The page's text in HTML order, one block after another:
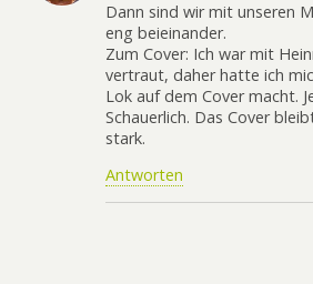
Dann sind wir mit unseren
eng beieinander.
Zum Cover: Ich war mit
vertraut, daher hatte ich
Lok auf dem Cover macht.
Schauerlich. Das Cover
stark.
Antworten